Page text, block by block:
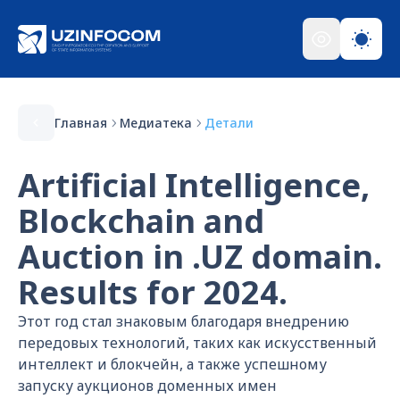
Главная Медиатека Детали
Artificial Intelligence,
Blockchain and
Auction in .UZ domain.
Results for 2024.
Этот год стал знаковым благодаря внедрению
передовых технологий, таких как искусственный
интеллект и блокчейн, а также успешному
запуску аукционов доменных имен